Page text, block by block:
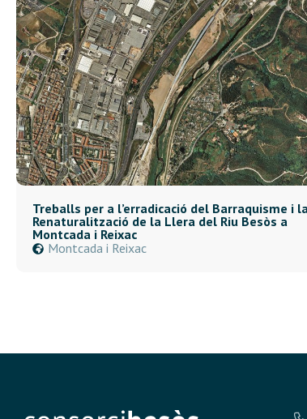
Treballs per a l’erradicació del Barraquisme i
Renaturalització de la Llera del Riu Besòs a
Montcada i Reixac
Montcada i Reixac